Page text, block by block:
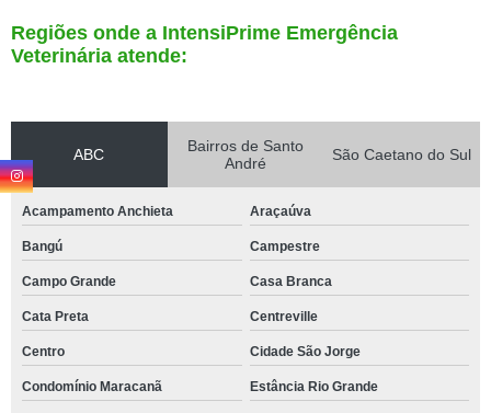
Regiões onde a IntensiPrime Emergência
Veterinária atende:
ABC
Bairros de Santo
André
São Caetano do Sul
Acampamento Anchieta Araçaúva
Bangú Campestre
Campo Grande Casa Branca
Cata Preta Centreville
Centro Cidade São Jorge
Condomínio Maracanã Estância Rio Grande